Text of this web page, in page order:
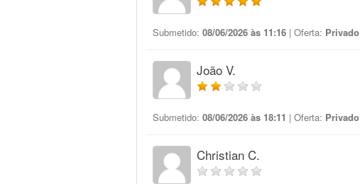
Submetido: 08/06/2026 às 11:16 | Oferta: Privado
João V.
Submetido: 08/06/2026 às 18:11 | Oferta: Privado
Christian C.